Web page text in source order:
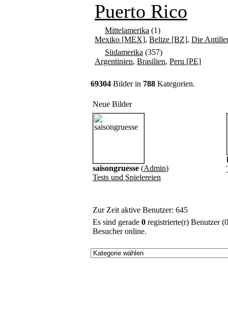
Puerto Rico
Mittelamerika (1)
Mexiko [MEX], Belize [BZ], Die
Südamerika (357)
Argentinien, Brasilien, Peru [PE]
69304 Bilder in 788 Kategorien.
Neue Bilder
saisongruesse (Admin)
Tests und Spielereien
Zur Zeit aktive Benutzer: 645
Es sind gerade 0 registrierte(r) Benutzer
Besucher online.